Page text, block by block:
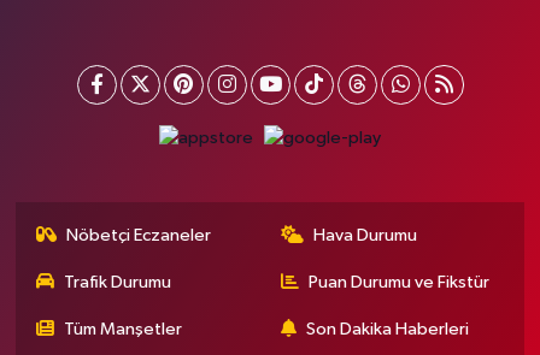
Nöbetçi Eczaneler Hava Durumu
Trafik Durumu Puan Durumu ve Fikstür
Tüm Manşetler Son Dakika Haberleri